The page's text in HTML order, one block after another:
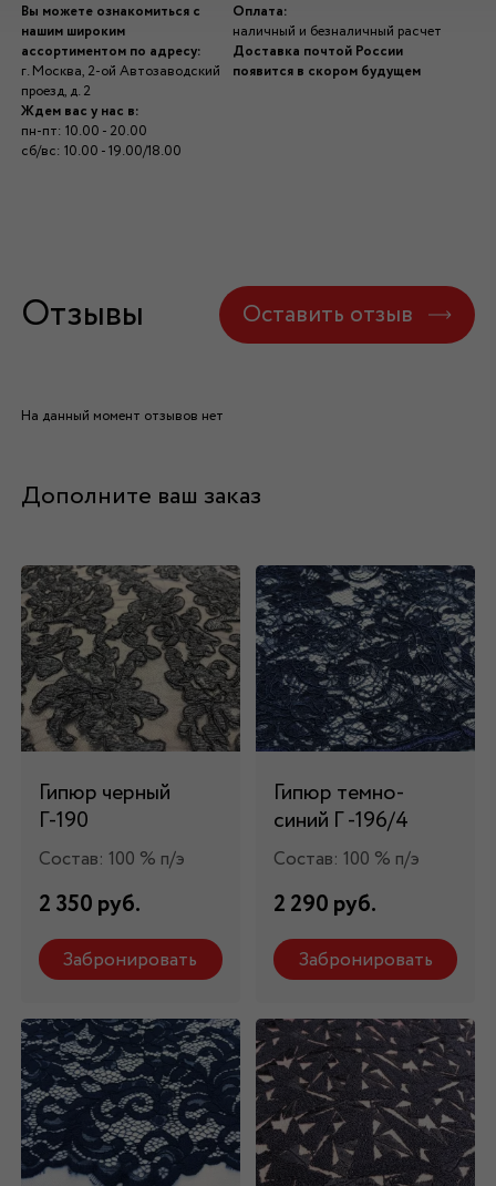
Вы можете ознакомиться с
нашим широким
ассортиментом по адресу:
г. Москва, 2-ой Автозаводский
проезд, д. 2
Ждем вас у нас в:
пн-пт: 10.00 - 20.00
сб/вс: 10.00 - 19.00/18.00
Оплата:
наличный и безналичный расчет
Доставка почтой России
появится в скором будущем
Отзывы Оставить отзыв
На данный момент отзывов нет
Дополните ваш заказ
Гипюр черный
Г-190
Состав: 100 % п/э
2 350 руб.
Забронировать
Гипюр темно-
синий Г -196/4
Состав: 100 % п/э
2 290 руб.
Забронировать